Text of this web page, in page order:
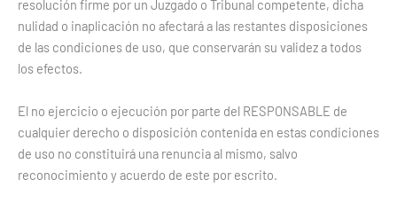
resolución firme por un Juzgado o Tribunal competente, dicha
nulidad o inaplicación no afectará a las restantes disposiciones
de las condiciones de uso, que conservarán su validez a todos
los efectos.
El no ejercicio o ejecución por parte del RESPONSABLE de
cualquier derecho o disposición contenida en estas condiciones
de uso no constituirá una renuncia al mismo, salvo
reconocimiento y acuerdo de este por escrito.